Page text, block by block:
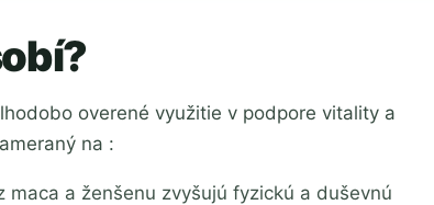
overené využitie v podpore vitality a
na :
maca a ženšenu zvyšujú fyzickú a duševnú